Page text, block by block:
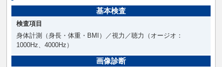
基本検査
検査項目
身体計測（身長・体重・BMI）／視力／聴力（オージオ：
1000Hz、4000Hz）
画像診断